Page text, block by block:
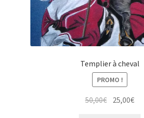
Templier à cheval
PROMO !
50,00€ Le25,00€Le